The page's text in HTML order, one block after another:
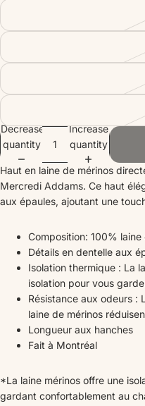
Decrease
quantity
Increase
quantity
Haut en laine de mérinos
Mercredi Addams. Ce haut
aux épaules, ajoutant une
Composition: 100% laine
Détails en dentelle aux
Isolation thermique : La
isolation pour vous
Résistance aux odeurs :
laine de mérinos
Longueur aux hanches
Fait à Montréal
*La laine mérinos offre une
gardant confortablement au